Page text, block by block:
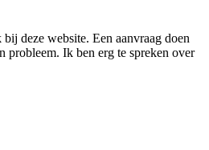
deze website. Een aanvraag doen
probleem. Ik ben erg te spreken over